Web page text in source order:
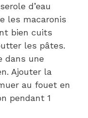
d’eau
les macaronis
bien cuits
les pâtes.
dans une
Ajouter la
au fouet en
pendant 1